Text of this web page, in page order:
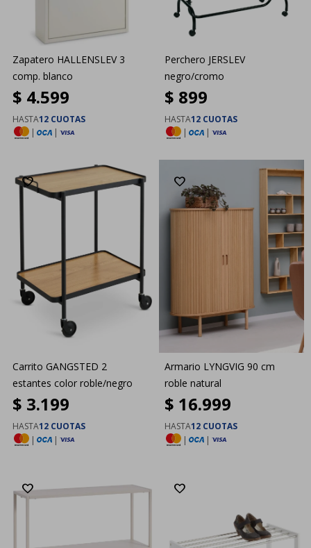
Zapatero HALLENSLEV 3
comp. blanco
$ 4.599
HASTA12 CUOTAS
|
|
Perchero JERSLEV
negro/cromo
$ 899
HASTA12 CUOTAS
|
|
Carrito GANGSTED 2
estantes color roble/negro
$ 3.199
HASTA12 CUOTAS
|
|
Armario LYNGVIG 90 cm
roble natural
$ 16.999
HASTA12 CUOTAS
|
|